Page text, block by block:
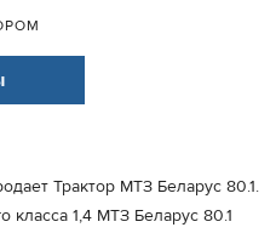
Трактор МТЗ Беларус 80.1.
класса 1,4 МТЗ Беларус 80.1